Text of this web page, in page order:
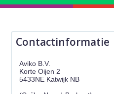
Contactinformatie
Aviko B.V.
Korte Oijen 2
5433NE Katwijk NB